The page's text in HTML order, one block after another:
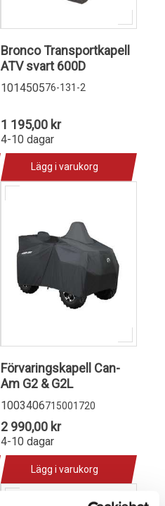
Bronco Transportkapell
ATV svart 600D
101450576-131-2
1 195,00 kr
4-10 dagar
Lägg i varukorg
Förvaringskapell Can-
Am G2 & G2L
1003406715001720
2 990,00 kr
4-10 dagar
Lägg i varukorg